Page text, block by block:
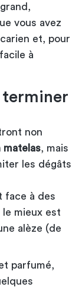
vous avez
et, pour
à
terminer
non
matelas , mais
les dégâts
face à des
le mieux est
alèze (de
parfumé,